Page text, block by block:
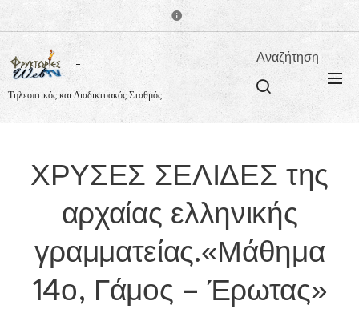
Τηλεοπτικός και Διαδικτυακός Σταθμός
Αναζήτηση
ΧΡΥΣΕΣ ΣΕΛΙΔΕΣ της
αρχαίας ελληνικής
γραμματείας.«Μάθημα
14ο, Γάμος – Έρωτας»